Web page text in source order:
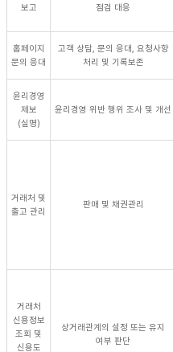
보고
점검 대응
홈페이지
문의 응대
고객 상담, 문의 응대, 요청사항
처리 및 기록보존
윤리경영
제보
(실명)
윤리경영 위반 행위 조사 및 개선
거래처 및
출고 관리
판매 및 채권관리
거래처
신용정보
조회 및
신용도
상거래관계의 설정 또는 유지
여부 판단